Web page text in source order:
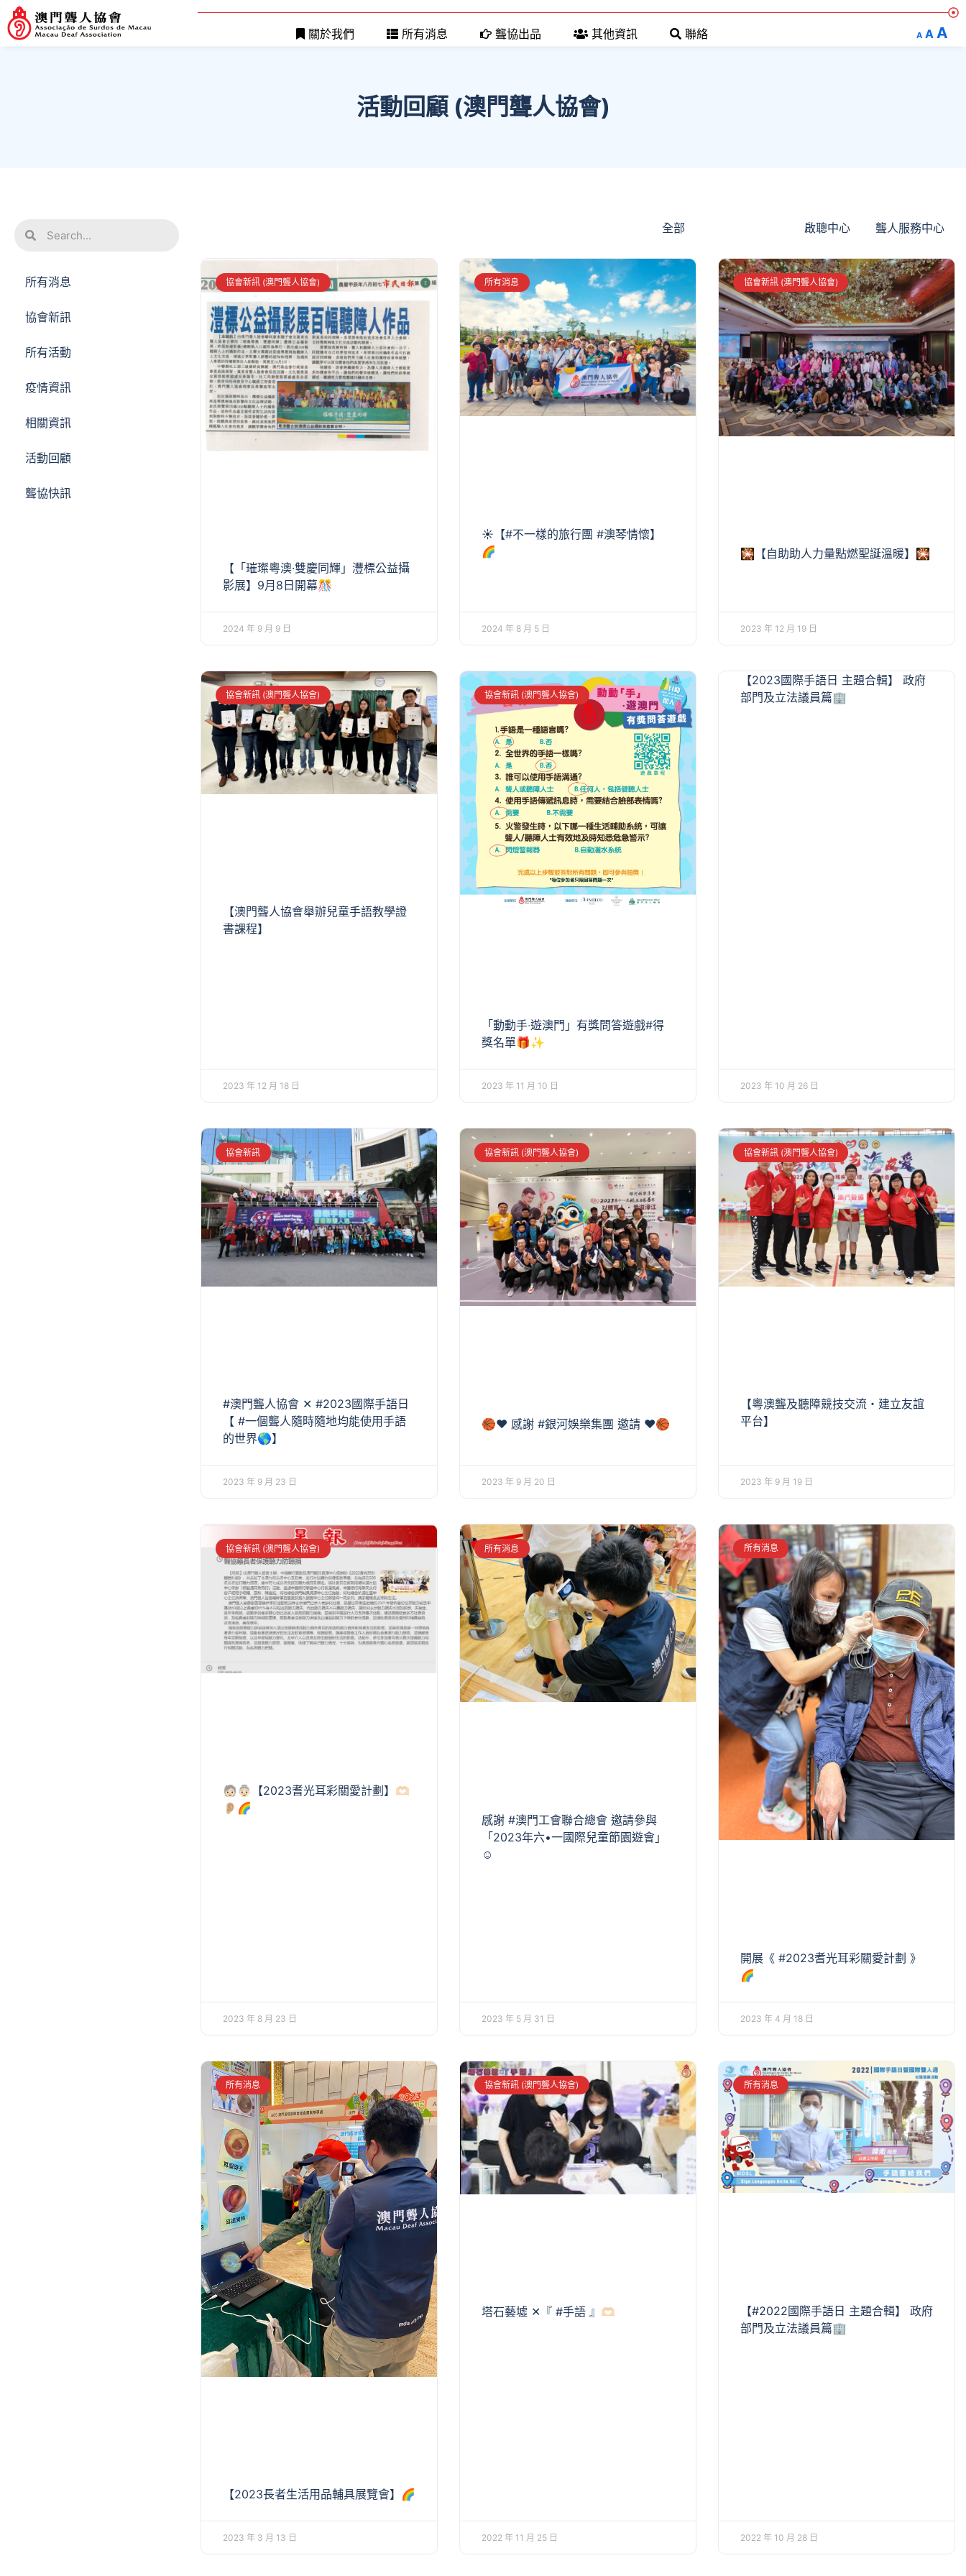
關於我們 所有消息 聾協出品 其他資訊 聯絡 A A A
活動回顧 (澳門聾人協會)
所有消息
協會新訊
所有活動
疫情資訊
相關資訊
活動回顧
聾協快訊
全部 啟聰中心 聾人服務中心
協會新訊 (澳門聾人協會)
【「璀璨粵澳·雙慶同輝」灃標公益攝
影展】9月8日開幕🎊
2024 年 9 月 9 日
所有消息
☀【#不一樣的旅行團 #澳琴情懷】
🌈
2024 年 8 月 5 日
協會新訊 (澳門聾人協會)
🎇【自助助人力量點燃聖誕溫暖】🎇
2023 年 12 月 19 日
協會新訊 (澳門聾人協會)
【澳門聾人協會舉辦兒童手語教學證
書課程】
2023 年 12 月 18 日
協會新訊 (澳門聾人協會)
「動動手‧遊澳門」有獎問答遊戲#得
獎名單🎁✨
2023 年 11 月 10 日
【2023國際手語日 主題合輯】 政府
部門及立法議員篇🏢
2023 年 10 月 26 日
協會新訊
#澳門聾人協會 ✕ #2023國際手語日
【 #一個聾人隨時隨地均能使用手語
的世界🌎】
2023 年 9 月 23 日
協會新訊 (澳門聾人協會)
🏀❤️ 感謝 #銀河娛樂集團 邀請 ❤️🏀
2023 年 9 月 20 日
協會新訊 (澳門聾人協會)
【粵澳聾及聽障競技交流・建立友誼
平台】
2023 年 9 月 19 日
協會新訊 (澳門聾人協會)
🧓🏻👵🏻【2023耆光耳彩關愛計劃】🫶🏻
👂🏼🌈
2023 年 8 月 23 日
所有消息
感謝 #澳門工會聯合總會 邀請參與
「2023年六•一國際兒童節園遊會」
☺
2023 年 5 月 31 日
所有消息
開展《 #2023耆光耳彩關愛計劃 》
🌈
2023 年 4 月 18 日
所有消息
【2023長者生活用品輔具展覽會】🌈
2023 年 3 月 13 日
協會新訊 (澳門聾人協會)
塔石藝墟 ✕『 #手語 』🫶🏻
2022 年 11 月 25 日
所有消息
【#2022國際手語日 主題合輯】 政府
部門及立法議員篇🏢
2022 年 10 月 28 日